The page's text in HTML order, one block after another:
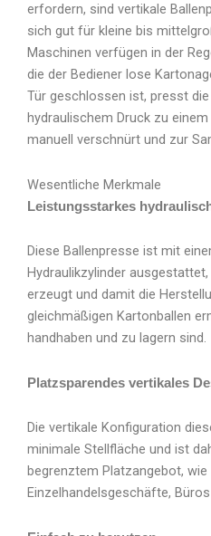
erfordern, sind vertikale
sich gut für kleine bis
Maschinen verfügen in der
die der Bediener lose
Tür geschlossen ist, presst
hydraulischem Druck zu
manuell verschnürt und zur
Wesentliche Merkmale
Leistungsstarkes
Diese Ballenpresse ist mit
Hydraulikzylinder
erzeugt und damit die
gleichmäßigen Kartonballen
handhaben und zu lagern sind.
Platzsparendes vertikales
Die vertikale Konfiguration
minimale Stellfläche und ist
begrenztem Platzangebot, wie
Einzelhandelsgeschäfte,